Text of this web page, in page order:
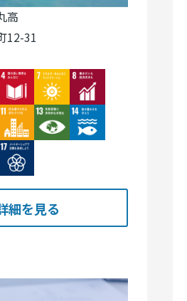
ImageImage
Image
Image
細を見る